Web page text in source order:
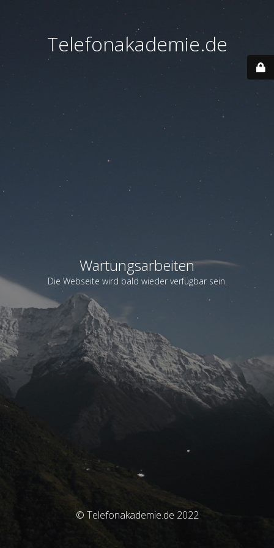
Telefonakademie.de
Wartungsarbeiten
Die Webseite wird bald wieder verfügbar sein.
© Telefonakademie.de 2022